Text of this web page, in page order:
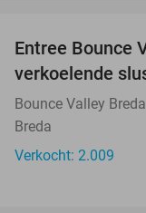
Entree Bounce
verkoelende
Bounce Valley Breda
Breda
Verkocht: 2.009